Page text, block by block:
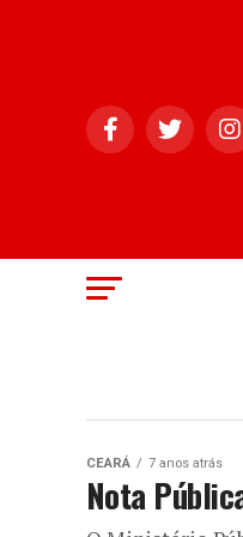
CEARÁ 7 anos atrás
Nota